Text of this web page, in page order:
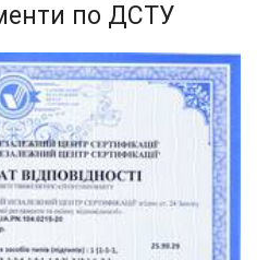
по ДСТУ